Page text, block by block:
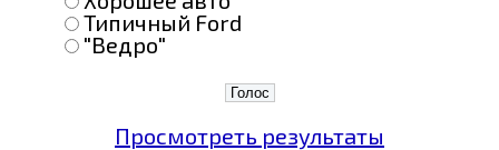
Типичный Ford
"Ведро"
Просмотреть результаты